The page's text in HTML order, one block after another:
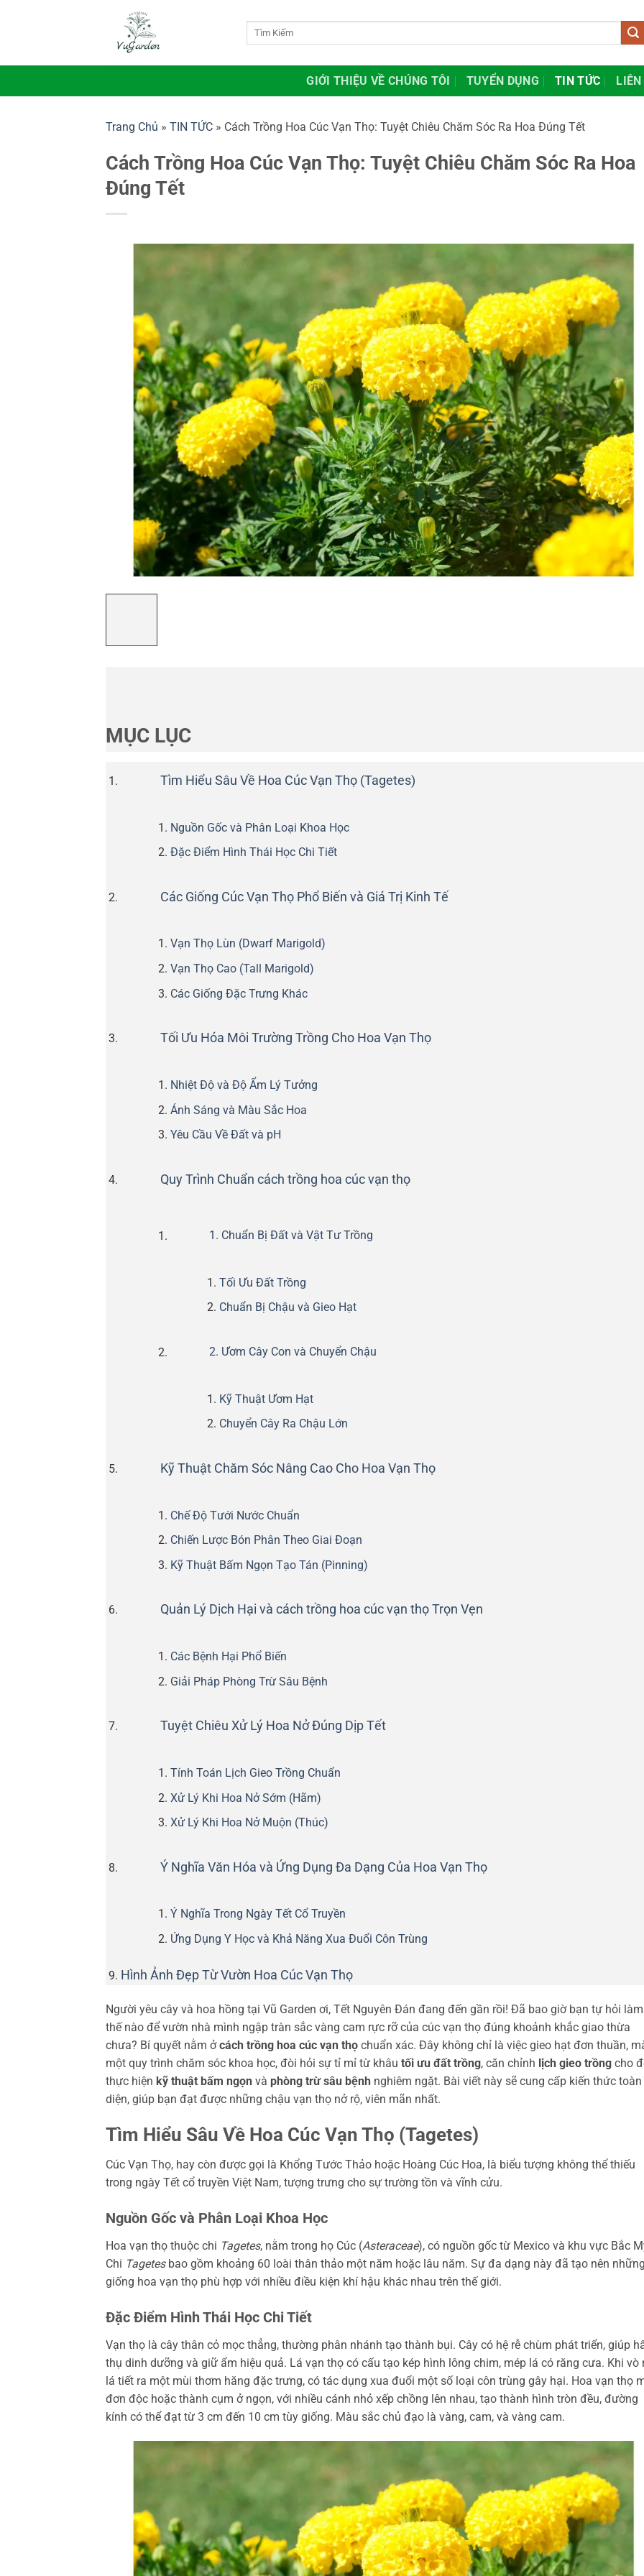
dung
GIỚI THIỆU VỀ CHÚNG TÔI TUYỂN DỤNG TIN TỨC LIÊN
Trang Chủ » TIN TỨC » Cách Trồng Hoa Cúc Vạn Thọ: Tuyệt Chiêu Chăm Sóc Ra Hoa Đúng Tết
Cách Trồng Hoa Cúc Vạn Thọ: Tuyệt Chiêu Chăm Sóc Ra Hoa
Đúng Tết
MỤC LỤC
Tìm Hiểu Sâu Về Hoa Cúc Vạn Thọ (Tagetes)
Nguồn Gốc và Phân Loại Khoa Học
Đặc Điểm Hình Thái Học Chi Tiết
Các Giống Cúc Vạn Thọ Phổ Biến và Giá Trị Kinh Tế
Vạn Thọ Lùn (Dwarf Marigold)
Vạn Thọ Cao (Tall Marigold)
Các Giống Đặc Trưng Khác
Tối Ưu Hóa Môi Trường Trồng Cho Hoa Vạn Thọ
Nhiệt Độ và Độ Ẩm Lý Tưởng
Ánh Sáng và Màu Sắc Hoa
Yêu Cầu Về Đất và pH
Quy Trình Chuẩn cách trồng hoa cúc vạn thọ
1. Chuẩn Bị Đất và Vật Tư Trồng
Tối Ưu Đất Trồng
Chuẩn Bị Chậu và Gieo Hạt
2. Ươm Cây Con và Chuyển Chậu
Kỹ Thuật Ươm Hạt
Chuyển Cây Ra Chậu Lớn
Kỹ Thuật Chăm Sóc Nâng Cao Cho Hoa Vạn Thọ
Chế Độ Tưới Nước Chuẩn
Chiến Lược Bón Phân Theo Giai Đoạn
Kỹ Thuật Bấm Ngọn Tạo Tán (Pinning)
Quản Lý Dịch Hại và cách trồng hoa cúc vạn thọ Trọn Vẹn
Các Bệnh Hại Phổ Biến
Giải Pháp Phòng Trừ Sâu Bệnh
Tuyệt Chiêu Xử Lý Hoa Nở Đúng Dịp Tết
Tính Toán Lịch Gieo Trồng Chuẩn
Xử Lý Khi Hoa Nở Sớm (Hãm)
Xử Lý Khi Hoa Nở Muộn (Thúc)
Ý Nghĩa Văn Hóa và Ứng Dụng Đa Dạng Của Hoa Vạn Thọ
Ý Nghĩa Trong Ngày Tết Cổ Truyền
Ứng Dụng Y Học và Khả Năng Xua Đuổi Côn Trùng
Hình Ảnh Đẹp Từ Vườn Hoa Cúc Vạn Thọ
Người yêu cây và hoa hồng tại Vũ Garden ơi, Tết Nguyên Đán đang đến gần rồi! Đã bao giờ bạn tự hỏi làm
thế nào để vườn nhà mình ngập tràn sắc vàng cam rực rỡ của cúc vạn thọ đúng khoảnh khắc giao thừa
chưa? Bí quyết nằm ởcách trồng hoa cúc vạn thọ chuẩn xác. Đây không chỉ là việc gieo hạt đơn thuần,
một quy trình chăm sóc khoa học, đòi hỏi sự tỉ mỉ từ khâu tối ưu đất trồng, căn chỉnh lịch gieo trồng cho
thực hiện kỹ thuật bấm ngọn và phòng trừ sâu bệnh nghiêm ngặt. Bài viết này sẽ cung cấp kiến thức toàn
diện, giúp bạn đạt được những chậu vạn thọ nở rộ, viên mãn nhất.
Tìm Hiểu Sâu Về Hoa Cúc Vạn Thọ (Tagetes)
Cúc Vạn Thọ, hay còn được gọi là Khổng Tước Thảo hoặc Hoàng Cúc Hoa, là biểu tượng không thể thiếu
trong ngày Tết cổ truyền Việt Nam, tượng trưng cho sự trường tồn và vĩnh cửu.
Nguồn Gốc và Phân Loại Khoa Học
Hoa vạn thọ thuộc chi Tagetes, nằm trong họ Cúc (Asteraceae), có nguồn gốc từ Mexico và khu vực Bắc
Chi Tagetesbao gồm khoảng 60 loài thân thảo một năm hoặc lâu năm. Sự đa dạng này đã tạo nên những
giống hoa vạn thọ phù hợp với nhiều điều kiện khí hậu khác nhau trên thế giới.
Đặc Điểm Hình Thái Học Chi Tiết
Vạn thọ là cây thân cỏ mọc thẳng, thường phân nhánh tạo thành bụi. Cây có hệ rễ chùm phát triển, giúp
thụ dinh dưỡng và giữ ẩm hiệu quả. Lá vạn thọ có cấu tạo kép hình lông chim, mép lá có răng cưa. Khi vò
lá tiết ra một mùi thơm hăng đặc trưng, có tác dụng xua đuổi một số loại côn trùng gây hại. Hoa vạn thọ
đơn độc hoặc thành cụm ở ngọn, với nhiều cánh nhỏ xếp chồng lên nhau, tạo thành hình tròn đều, đường
kính có thể đạt từ 3 cm đến 10 cm tùy giống. Màu sắc chủ đạo là vàng, cam, và vàng cam.